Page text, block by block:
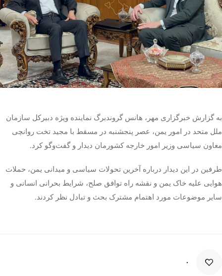
تک کده
پایگاه خبری آبان
خرید موتور ایمپلنت
به گزارش خبرگزاری مهر، هانس گروندبرگ نماینده ویژه دبیرکل سازمان
ملل متحد در امور یمن، عصر پنجشنبه در مسقط با مجید تخت روانچی
معاون سیاسی وزیر امور خارجه کشورمان دیدار و گفت‌وگو کرد.
طرفین در این دیدار درباره آخرین تحولات سیاسی و میدانی یمن، حملات
هوایی علیه خاک یمن و نقشه راه توافق صلح، شرایط بحرانی انسانی و
سایر موضوعات مورد اهتمام مشترک بحث و تبادل نظر کردند.
۰